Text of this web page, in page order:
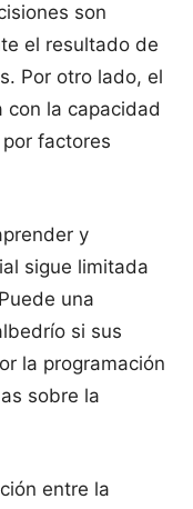
son
el resultado de
Por otro lado, el
con la capacidad
factores
y
sigue limitada
una
si sus
la programación
sobre la
entre la